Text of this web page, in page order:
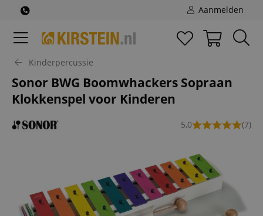
Aanmelden
Kinderpercussie
Sonor BWG Boomwhackers Sopraan
Klokkenspel voor Kinderen
5,0 (7)